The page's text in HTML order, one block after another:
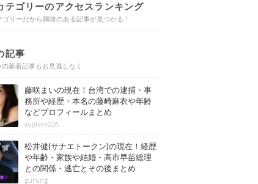
テゴリーのアクセスランキング
ゴリーだから興味のある記事が見つかる！
記事
新着記事もお見逃しなく
藤咲まいの現在！台湾での逮捕・事
務所や経歴・本名の藤崎麻衣や年齢
などプロフィールまとめ
yujitake226
松井健(サナエトークン)の現在！経歴
や年齢・家族や結婚・高市早苗総理
との関係・逃亡とその後まとめ
gurung